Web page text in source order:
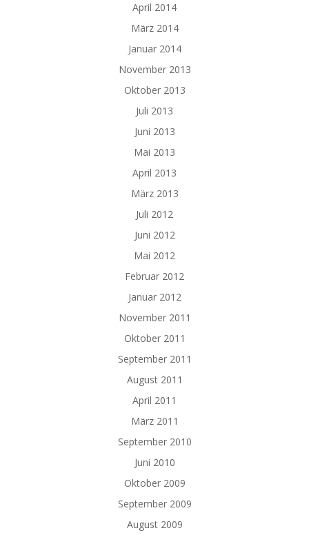
April 2014
März 2014
Januar 2014
November 2013
Oktober 2013
Juli 2013
Juni 2013
Mai 2013
April 2013
März 2013
Juli 2012
Juni 2012
Mai 2012
Februar 2012
Januar 2012
November 2011
Oktober 2011
September 2011
August 2011
April 2011
März 2011
September 2010
Juni 2010
Oktober 2009
September 2009
August 2009